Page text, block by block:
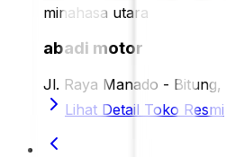
minahasa utara
abadi motor
Jl. Raya Manado -
Lihat Detail Toko Resmi